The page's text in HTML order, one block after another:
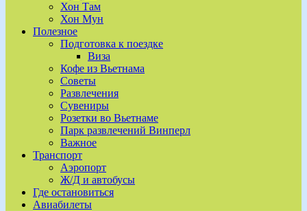
Хон Там
Хон Мун
Полезное
Подготовка к поездке
Виза
Кофе из Вьетнама
Советы
Развлечения
Сувениры
Розетки во Вьетнаме
Парк развлечений Винперл
Важное
Транспорт
Аэропорт
Ж/Д и автобусы
Где остановиться
Авиабилеты